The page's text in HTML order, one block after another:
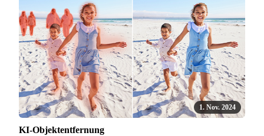
1. Nov. 2024
KI-Objektentfernung